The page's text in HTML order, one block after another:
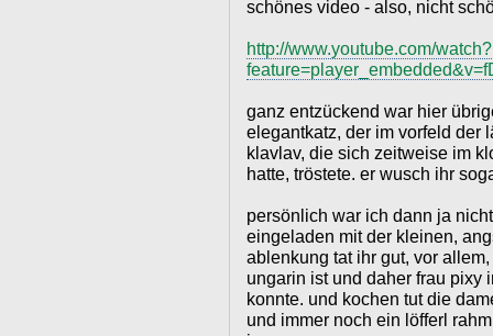
schönes video - also, nicht
http://www.youtube.com/watch?
ganz entzückend war hier
elegantkatz, der im vorfeld der
klavlav, die sich zeitweise im
hatte, tröstete. er wusch ihr
persönlich war ich dann ja
eingeladen mit der kleinen,
ablenkung tat ihr gut, vor
ungarin ist und daher frau pixy
konnte. und kochen tut die
und immer noch ein löfferl